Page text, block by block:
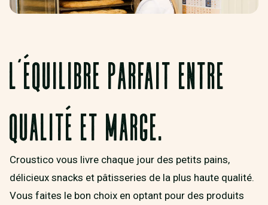
L’ÉQUILIBRE PARFAIT ENTRE
QUALITÉ ET MARGE.
Croustico vous livre chaque jour des petits pains,
délicieux snacks et pâtisseries de la plus haute qualité.
Vous faites le bon choix en optant pour des produits